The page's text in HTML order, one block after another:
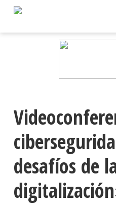
Skip
desafíos de